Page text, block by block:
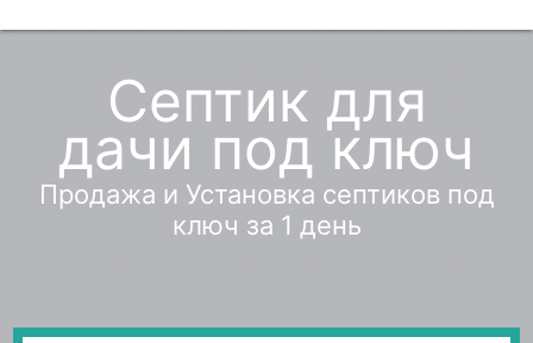
Септик для
дачи под ключ
Продажа и Установка септиков под
ключ за 1 день